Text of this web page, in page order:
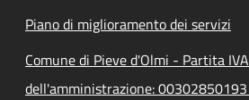
Piano di miglioramento dei servizi
Comune di Pieve d'Olmi - Partita IVA
dell'amministrazione: 00302850193